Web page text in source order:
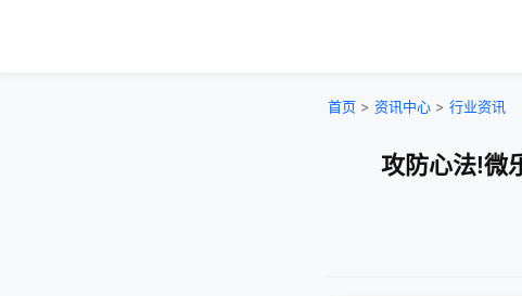
首页 > 资讯中心 > 行业资讯
攻防心法!微